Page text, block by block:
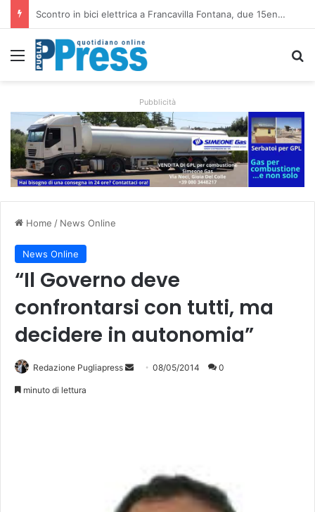
Altamura, aziende agricole donano foraggio all’allevatore colpito dall’incendio nell’Alta Murgia
Menu
Pubblicità
Home / News Online
News Online
“Il Governo deve
confrontarsi con tutti, ma
decidere in autonomia”
Redazione Pugliapress
'
e
08/05/2014 0
minuto di lettura